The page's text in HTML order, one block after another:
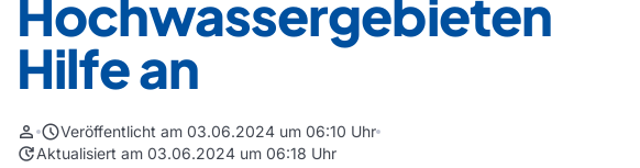
Hochwassergebieten
Hilfe an
person scheduleVeröffentlicht am 03.06.2024 um 06:10 Uhr
updateAktualisiert am 03.06.2024 um 06:18 Uhr